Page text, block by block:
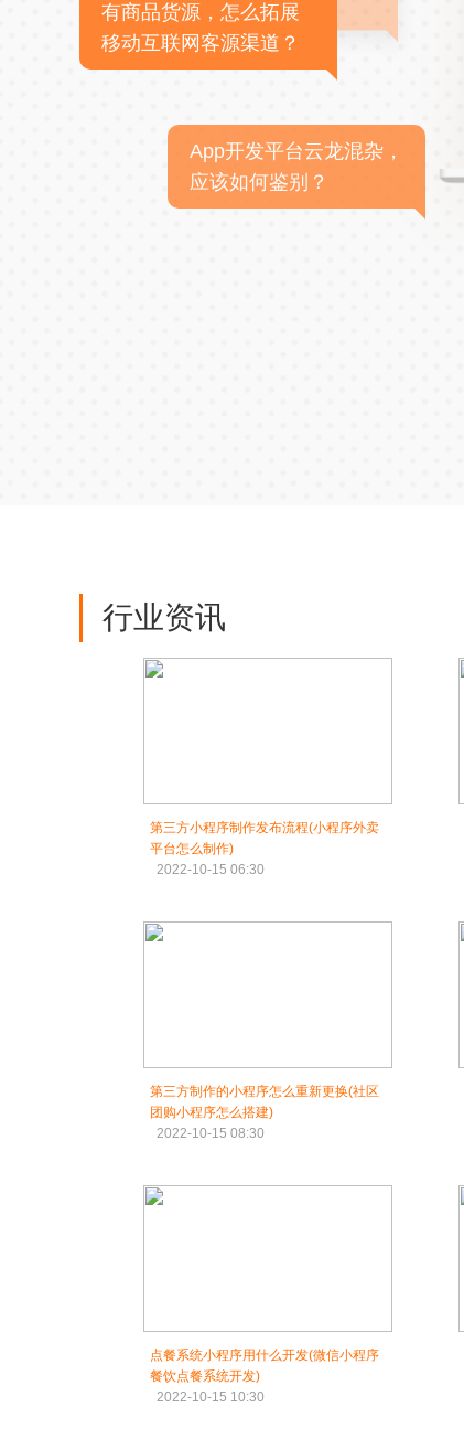
有商品货源，怎么拓展
移动互联网客源渠道？
App开发平台云龙混杂，
应该如何鉴别？
行业资讯
第三方小程序制作发布流程(小程序外卖
平台怎么制作)
2022-10-15 06:30
第三方制作的小程序怎么重新更换(社区
团购小程序怎么搭建)
2022-10-15 08:30
点餐系统小程序用什么开发(微信小程序
餐饮点餐系统开发)
2022-10-15 10:30